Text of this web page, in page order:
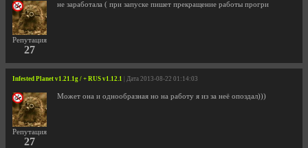
Репутация
27
не заработала ( при запуске пишет прекращение работы прогри
Infested Planet v1.21.1g / + RUS v1.12.1 | Дата 2013-08-22 01:14:03
Репутация
27
Может она и однообразная но на работу я из за неё опоздал)))